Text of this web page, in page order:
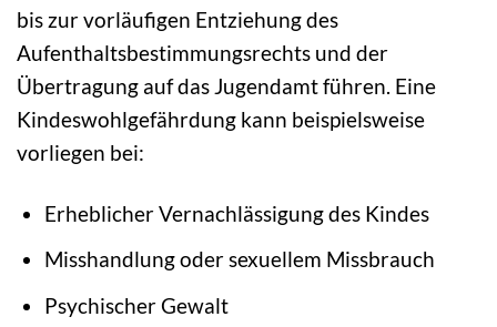
bis zur vorläufigen Entziehung des
Aufenthaltsbestimmungsrechts und der
Übertragung auf das Jugendamt führen. Eine
Kindeswohlgefährdung kann beispielsweise
vorliegen bei:
Erheblicher Vernachlässigung des Kindes
Misshandlung oder sexuellem Missbrauch
Psychischer Gewalt